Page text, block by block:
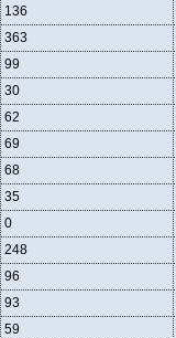
136
363
99
30
62
69
68
35
0
248
96
93
59